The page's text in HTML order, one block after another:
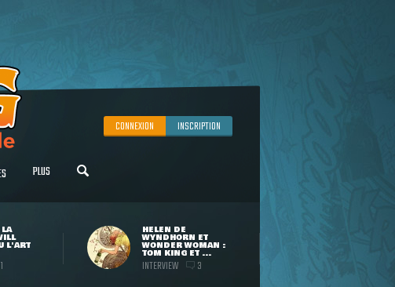
CONNEXION INSCRIPTION
PLUS
L'ART
1
HELEN DE
WYNDHORN ET
WONDER WOMAN :
TOM KING ET ...
INTERVIEW 3